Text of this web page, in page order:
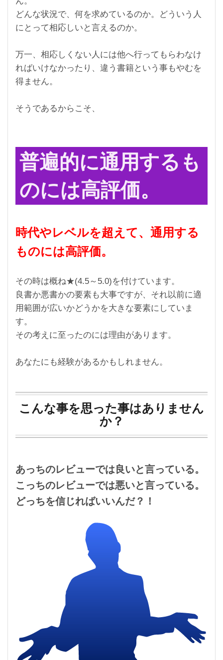
どんな状況で、何を求めているのか。どういう人
にとって相応しいと言えるのか。
万一、相応しくない人には他へ行ってもらわなけ
ればいけなかったり、違う書籍という事もやむを
得ません。
そうであるからこそ、
普遍的に通用するも
のには高評価。
時代やレベルを超えて、通用する
ものには高評価。
その時は概ね★(4.5～5.0)を付けています。
良書か悪書かの要素も大事ですが、それ以前に適
用範囲が広いかどうかを大きな要素にしていま
す。
その考えに至ったのには理由があります。
あなたにも経験があるかもしれません。
こんな事を思った事はありません
か？
あっちのレビューでは良いと言っている。
こっちのレビューでは悪いと言っている。
どっちを信じればいいんだ？！